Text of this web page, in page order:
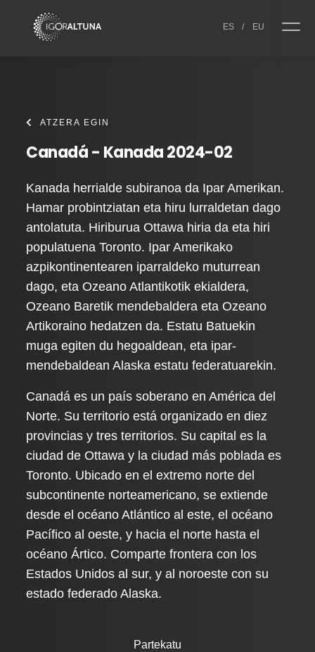
ES / EU
ATZERA EGIN
Canadá - Kanada 2024-02
Kanada herrialde subiranoa da Ipar Amerikan.
Hamar probintziatan eta hiru lurraldetan dago
antolatuta. Hiriburua Ottawa hiria da eta hiri
populatuena Toronto. Ipar Amerikako
azpikontinentearen iparraldeko muturrean
dago, eta Ozeano Atlantikotik ekialdera,
Ozeano Baretik mendebaldera eta Ozeano
Artikoraino hedatzen da. Estatu Batuekin
muga egiten du hegoaldean, eta ipar-
mendebaldean Alaska estatu federatuarekin.
Canadá es un país soberano en América del
Norte. Su territorio está organizado en diez
provincias y tres territorios. Su capital es la
ciudad de Ottawa y la ciudad más poblada es
Toronto. Ubicado en el extremo norte del
subcontinente norteamericano, se extiende
desde el océano Atlántico al este, el océano
Pacífico al oeste, y hacia el norte hasta el
océano Ártico. Comparte frontera con los
Estados Unidos al sur, y al noroeste con su
estado federado Alaska.
Partekatu